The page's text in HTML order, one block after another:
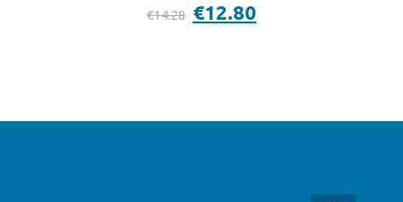
€14.28 Il
prezzo
€12.80prezzo